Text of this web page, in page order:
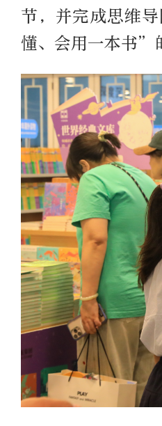
节，并完成思维
懂、会用一本书”